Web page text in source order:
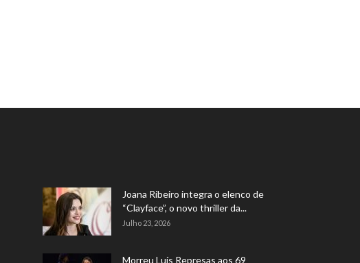
Joana Ribeiro integra o elenco de
“Clayface”, o novo thriller da...
Julho 23, 2026
Morreu Luís Represas aos 69